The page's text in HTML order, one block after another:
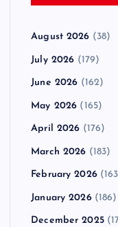
August 2026 (38)
July 2026 (179)
June 2026 (162)
May 2026 (165)
April 2026 (176)
March 2026 (183)
February 2026
January 2026(186)
December 2025